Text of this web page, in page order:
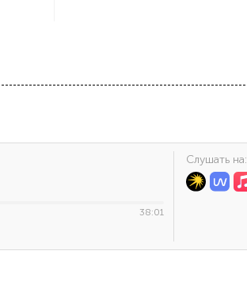
38:01
Cлушать на: